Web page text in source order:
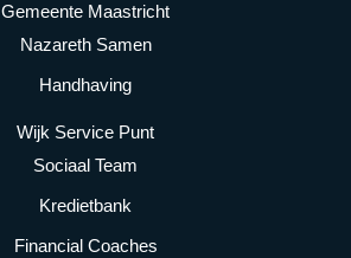
Gemeente Maastricht
Nazareth Samen
Handhaving
Wijk Service Punt
Sociaal Team
Kredietbank
Financial Coaches